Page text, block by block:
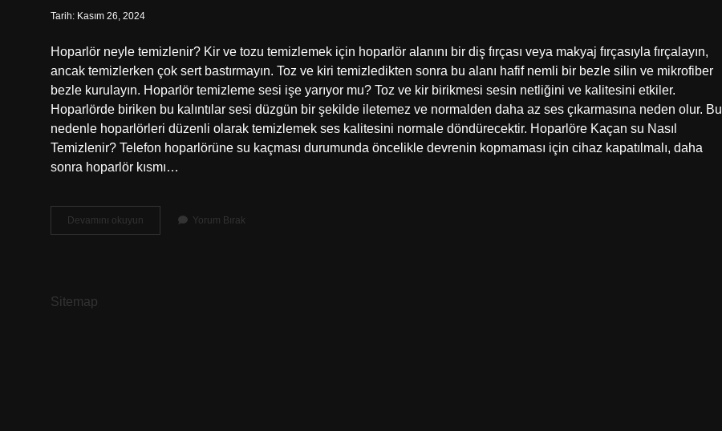
Tarih: Kasım 26, 2024
Hoparlör neyle temizlenir? Kir ve tozu temizlemek için hoparlör alanını bir diş fırçası veya makyaj fırçasıyla fırçalayın,
ancak temizlerken çok sert bastırmayın. Toz ve kiri temizledikten sonra bu alanı hafif nemli bir bezle silin ve mikrofiber
bezle kurulayın. Hoparlör temizleme sesi işe yarıyor mu? Toz ve kir birikmesi sesin netliğini ve kalitesini etkiler.
Hoparlörde biriken bu kalıntılar sesi düzgün bir şekilde iletemez ve normalden daha az ses çıkarmasına neden olur. Bu
nedenle hoparlörleri düzenli olarak temizlemek ses kalitesini normale döndürecektir. Hoparlöre Kaçan su Nasıl
Temizlenir? Telefon hoparlörüne su kaçması durumunda öncelikle devrenin kopmaması için cihaz kapatılmalı, daha
sonra hoparlör kısmı…
Devamını okuyun Hoparlör
Içi
Yorum Bırak
Sitemap